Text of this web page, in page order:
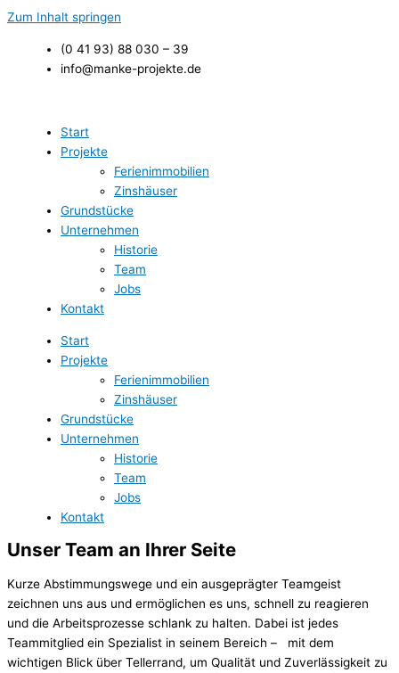
Zum Inhalt springen
(0 41 93) 88 030 – 39
info@manke-projekte.de
Start
Projekte
Ferienimmobilien
Zinshäuser
Grundstücke
Unternehmen
Historie
Team
Jobs
Kontakt
Start
Projekte
Ferienimmobilien
Zinshäuser
Grundstücke
Unternehmen
Historie
Team
Jobs
Kontakt
Unser Team an Ihrer Seite
Kurze Abstimmungswege und ein ausgeprägter Teamgeist
zeichnen uns aus und ermöglichen es uns, schnell zu reagieren
und die Arbeitsprozesse schlank zu halten. Dabei ist jedes
Teammitglied ein Spezialist in seinem Bereich – mit dem
wichtigen Blick über Tellerrand, um Qualität und Zuverlässigkeit zu